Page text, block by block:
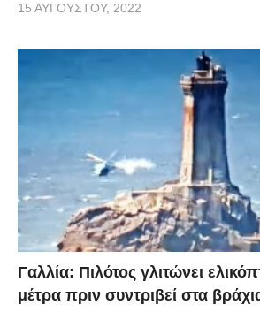
15 ΑΥΓΟΎΣΤΟΥ, 2022
Γαλλία: Πιλότος γλιτώνει
μέτρα πριν συντριβεί στα